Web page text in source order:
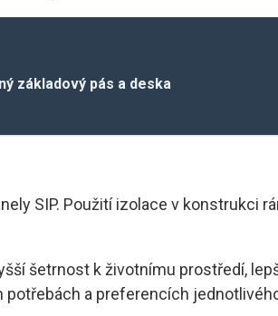
základový pás a deska
SIP. Použití izolace v konstrukci
šetrnost k životnímu prostředí,
a preferencích